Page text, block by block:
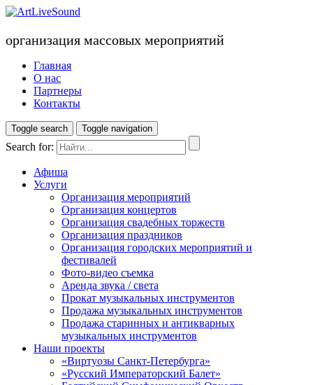
организация массовых мероприятий
Главная
О нас
Партнеры
Контакты
Toggle search Toggle navigation
Search for:
Афиша
Услуги
Организация мероприятий
Организация концертов
Организация свадебных торжеств
Организация праздников
Организация городских мероприятий и
фестивалей
Фото-видео съемка
Аренда звука / света
Прокат музыкальных инструментов
Продажа музыкальных инструментов
Продажа старинных и антикварных
музыкальных инструментов
Наши проекты
«Виртуозы Санкт-Петербурга»
«Русский Императорский Балет»